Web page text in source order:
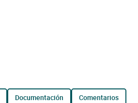
documentación comentarios